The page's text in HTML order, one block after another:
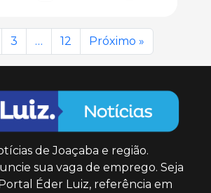
3 … 12 Próximo »
de Joaçaba e região.
sua vaga de emprego. Seja
Éder Luiz, referência em